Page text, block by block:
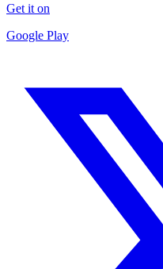
Get it on
Google Play